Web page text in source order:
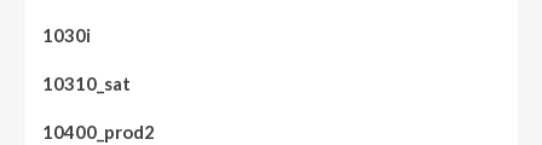
1030i
10310_sat
10400_prod2